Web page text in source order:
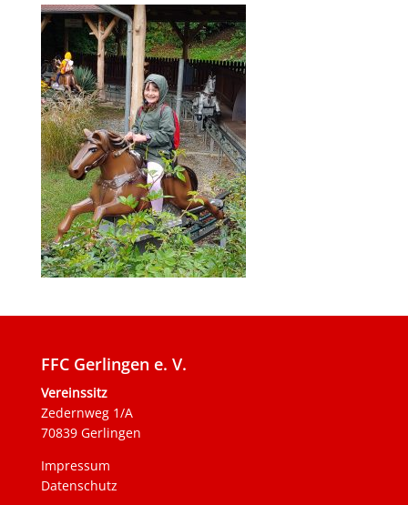
FFC Gerlingen e. V.
Vereinssitz
Zedernweg 1/A
70839 Gerlingen
Impressum
Datenschutz